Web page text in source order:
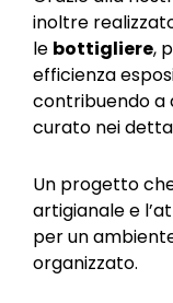
inoltre
le bottigliere,
efficienza
contribuendo a
curato nei
Un progetto
artigianale e
per un
organizzato.